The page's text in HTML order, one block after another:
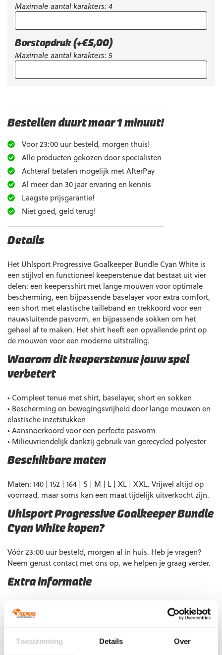
Toestemming Details Over
Maximale aantal karakters: 4
Borstopdruk (+€5,00)
Maximale aantal karakters: 5
Bestellen duurt maar 1 minuut!
Voor 23:00 uur besteld, morgen thuis!
Alle producten gekozen door specialisten
Achteraf betalen mogelijk met AfterPay
Al meer dan 30 jaar ervaring en kennis
Laagste prijsgarantie!
Niet goed, geld terug!
Extra informatie
Maat
140, 152, 164, S, M, L, XL, XXL
Doelgroep
Junior,Senior
Details
Het Uhlsport Progressive Goalkeeper Bundle Cyan White is
een stijlvol en functioneel keeperstenue dat bestaat uit vier
delen: een keepersshirt met lange mouwen voor optimale
bescherming, een bijpassende baselayer voor extra comfort,
een short met elastische tailleband en trekkoord voor een
nauwsluitende pasvorm, en bijpassende sokken om het
geheel af te maken. Het shirt heeft een opvallende print op
de mouwen voor een moderne uitstraling.
Waarom dit keeperstenue jouw spel
verbetert
• Compleet tenue met shirt, baselayer, short en sokken
• Bescherming en bewegingsvrijheid door lange mouwen en
elastische inzetstukken
• Aansnoerkoord voor een perfecte pasvorm
• Milieuvriendelijk dankzij gebruik van gerecycled polyester
Beschikbare maten
Maten: 140 | 152 | 164 | S | M | L | XL | XXL. Vrijwel altijd op
voorraad, maar soms kan een maat tijdelijk uitverkocht zijn.
Uhlsport Progressive Goalkeeper Bundle
Cyan White kopen?
Vóór 23:00 uur besteld, morgen al in huis. Heb je vragen?
Neem gerust contact met ons op, we helpen je graag verder.